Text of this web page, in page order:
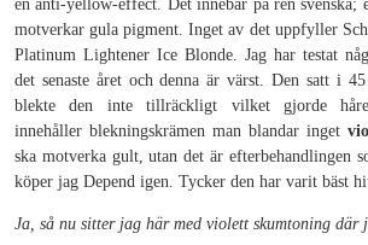
en anti-yellow-effect. Det innebär på ren svenska;
motverkar gula pigment. Inget av det uppfyller
Platinum Lightener Ice Blonde. Jag har testat
det senaste året och denna är värst. Den satt i
blekte den inte tillräckligt vilket gjorde
innehåller blekningskrämen man blandar inget
ska motverka gult, utan det är efterbehandlingen
köper jag Depend igen. Tycker den har varit bäst
Ja, så nu sitter jag här med violett skumtoning där